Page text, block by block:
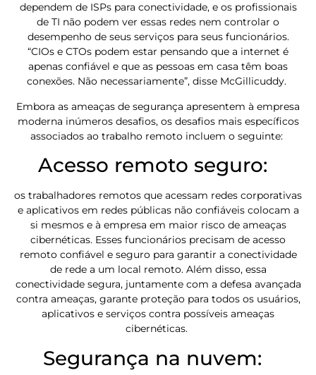
dependem de ISPs para conectividade, e os profissionais
de TI não podem ver essas redes nem controlar o
desempenho de seus serviços para seus funcionários.
“CIOs e CTOs podem estar pensando que a internet é
apenas confiável e que as pessoas em casa têm boas
conexões. Não necessariamente”, disse McGillicuddy.
Embora as ameaças de segurança apresentem à empresa
moderna inúmeros desafios, os desafios mais específicos
associados ao trabalho remoto incluem o seguinte:
Acesso remoto seguro:
os trabalhadores remotos que acessam redes corporativas
e aplicativos em redes públicas não confiáveis colocam a
si mesmos e à empresa em maior risco de ameaças
cibernéticas. Esses funcionários precisam de acesso
remoto confiável e seguro para garantir a conectividade
de rede a um local remoto. Além disso, essa
conectividade segura, juntamente com a defesa avançada
contra ameaças, garante proteção para todos os usuários,
aplicativos e serviços contra possíveis ameaças
cibernéticas.
Segurança na nuvem: